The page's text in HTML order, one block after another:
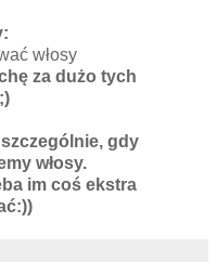
włosy
za dużo tych
gdy
włosy.
im coś ekstra